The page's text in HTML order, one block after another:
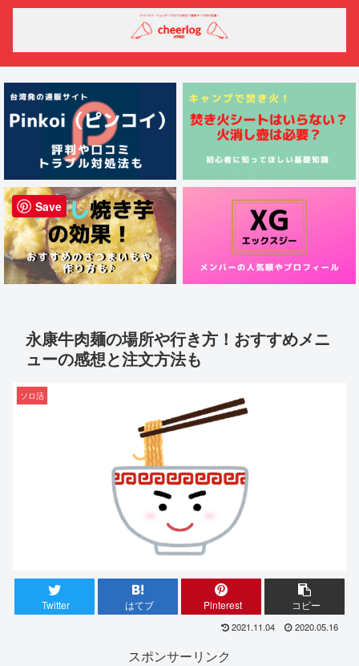
永康牛肉麺の場所や行き方！おすすめメニ
ューの感想と注文方法も
ソロ活
Twitter はてブ Pinterest コピー
2021.11.04 2020.05.16
スポンサーリンク
Save